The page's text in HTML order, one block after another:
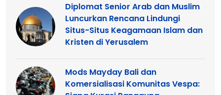
Diplomat Senior Arab dan Muslim
Luncurkan Rencana Lindungi
Situs-Situs Keagamaan Islam dan
Kristen di Yerusalem
Mods Mayday Bali dan
Komersialisasi Komunitas Vespa: